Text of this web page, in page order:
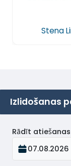
Stena
Izlidošanas
Rādīt
07.08.2026